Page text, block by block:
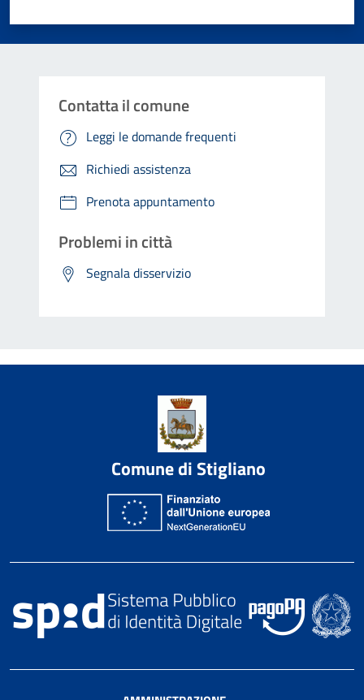
Contatta il comune
Leggi le domande frequenti
Richiedi assistenza
Prenota appuntamento
Problemi in città
Segnala disservizio
Comune di Stigliano